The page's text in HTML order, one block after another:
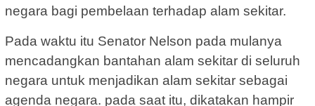
negara bagi pembelaan terhadap alam sekitar.
Pada waktu itu Senator Nelson pada mulanya
mencadangkan bantahan alam sekitar di seluruh
negara untuk menjadikan alam sekitar sebagai
agenda negara. pada saat itu, dikatakan hampir